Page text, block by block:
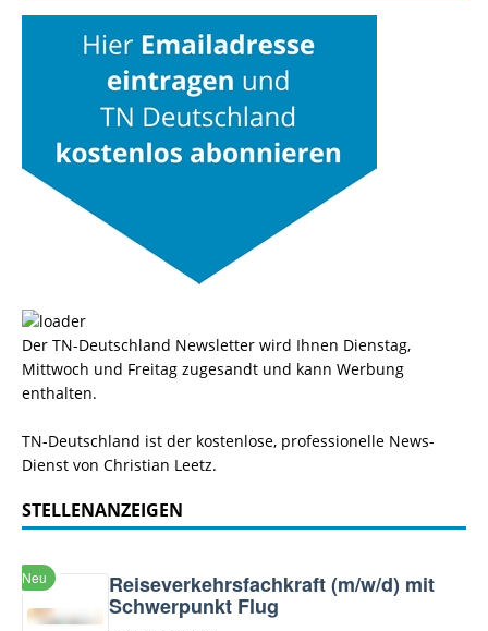
Der TN-Deutschland Newsletter wird Ihnen Dienstag,
Mittwoch und Freitag zugesandt und kann Werbung
enthalten.
TN-Deutschland ist der kostenlose, professionelle News-
Dienst von Christian Leetz.
STELLENANZEIGEN